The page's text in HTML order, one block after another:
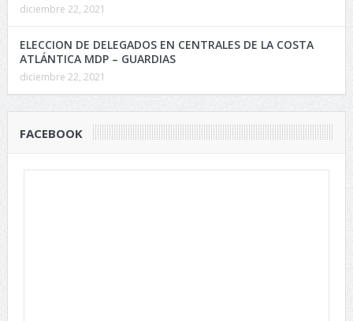
diciembre 22, 2021
ELECCION DE DELEGADOS EN CENTRALES DE LA COSTA
ATLÁNTICA MDP – GUARDIAS
diciembre 22, 2021
FACEBOOK